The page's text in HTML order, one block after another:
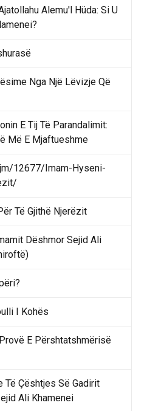
Alemu'l Hüda: Si U
Nga Një Lëvizje Që
E Tij Të Parandalimit:
Më E Mjaftueshme
12677/Imam-Hyseni-
Të Gjithë Njerëzit
Dëshmor Sejid Ali
I Kohës
E Përshtatshmërisë
Të Çështjes Së Gadirit
Ali Khamenei